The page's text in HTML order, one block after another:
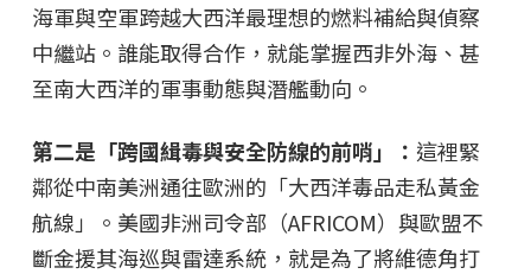
海軍與空軍跨越大西洋最理想的燃料補給與偵察
中繼站。誰能取得合作，就能掌握西非外海、甚
至南大西洋的軍事動態與潛艦動向。
第二是「跨國緝毒與安全防線的前哨」： 這裡緊
鄰從中南美洲通往歐洲的「大西洋毒品走私黃金
航線」。美國非洲司令部（AFRICOM）與歐盟不
斷金援其海巡與雷達系統，就是為了將維德角打